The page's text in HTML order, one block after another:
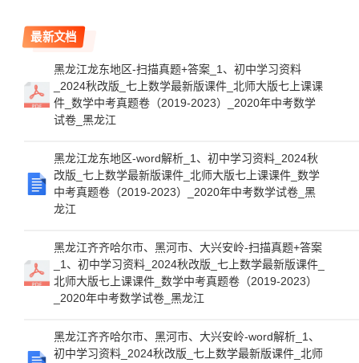
最新文档
黑龙江龙东地区-扫描真题+答案_1、初中学习资料
_2024秋改版_七上数学最新版课件_北师大版七上课课
件_数学中考真题卷（2019-2023）_2020年中考数学
试卷_黑龙江
黑龙江龙东地区-word解析_1、初中学习资料_2024秋
改版_七上数学最新版课件_北师大版七上课课件_数学
中考真题卷（2019-2023）_2020年中考数学试卷_黑
龙江
黑龙江齐齐哈尔市、黑河市、大兴安岭-扫描真题+答案
_1、初中学习资料_2024秋改版_七上数学最新版课件_
北师大版七上课课件_数学中考真题卷（2019-2023）
_2020年中考数学试卷_黑龙江
黑龙江齐齐哈尔市、黑河市、大兴安岭-word解析_1、
初中学习资料_2024秋改版_七上数学最新版课件_北师